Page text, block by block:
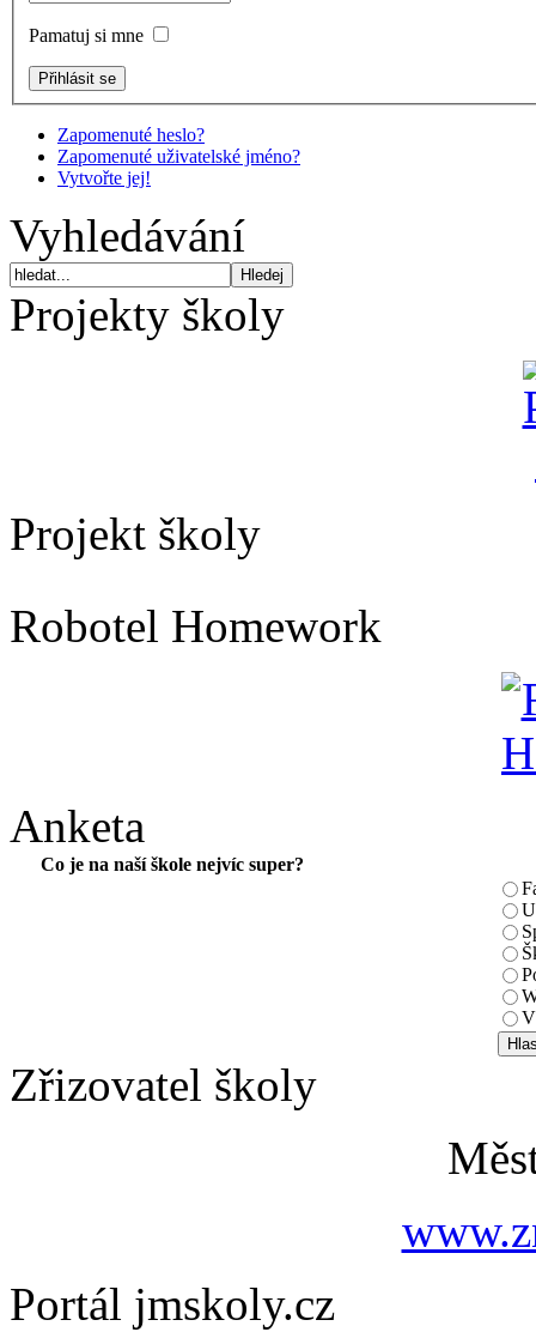
Pamatuj si mne
Zapomenuté heslo?
Zapomenuté uživatelské jméno?
Vytvořte jej!
Vyhledávání
Projekty školy
Projekt školy
Robotel Homework
Anketa
Co je na naší škole nejvíc super?
Zřizovatel školy
Portál jmskoly.cz